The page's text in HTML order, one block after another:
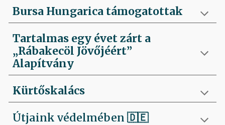
Bursa Hungarica támogatottak
Tartalmas egy évet zárt a
„Rábakecöl Jövőjéért”
Alapítvány
Kürtőskalács
Útjaink védelmében🇩🇪